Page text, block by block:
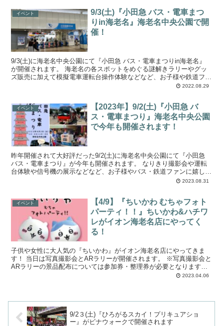
イベント
9/3(土)『小田急 バス・電車まつ
りin海老名』海老名中央公園で開
催！
9/3(土)に海老名中央公園にて『小田急 バス・電車まつりin海老名』
が開催されます。 海老名の各スポットをめぐる謎解きラリーやグッ
ズ販売に加えて模擬電車運転台操作体験などなど、お子様や鉄道ファ
2022.08.29
イベント
【2023年】9/2(土)『小田急 バ
ス・電車まつり』海老名中央公園
で今年も開催されます！
昨年開催されて大好評だった9/2(土)に海老名中央公園にて『小田急
バス・電車まつり』が今年も開催されます。 なりきり撮影会や運転
台体験や信号機の展示などなど、お子様やバス・鉄道ファンに嬉しい
2023.08.31
イベント
【4/9】『ちいかわ むちゃフォト
パーティ！！』ちいかわ&ハチワ
レがイオン海老名店にやってく
る！
子供や女性に大人気の『ちいかわ』がイオン海老名店にやってきま
す！ 当日は写真撮影会とARラリーが開催されます。 ※写真撮影会と
ARラリーの景品配布については参加券・整理券が必要となります。
2023.04.06
9/2３(土)『ひろがるスカイ！プリキュアショ
ー』がビナウォークで開催されます